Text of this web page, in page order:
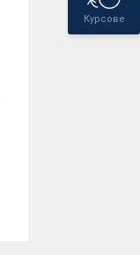
Курсове